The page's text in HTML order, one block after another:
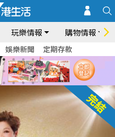
玩樂情報 購物情報
娛樂新聞 定期存款